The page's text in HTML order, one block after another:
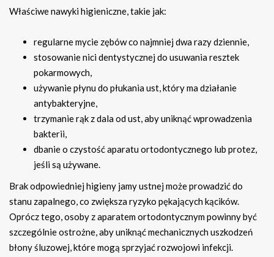
Właściwe nawyki higieniczne, takie jak:
regularne mycie zębów co najmniej dwa razy dziennie,
stosowanie nici dentystycznej do usuwania resztek
pokarmowych,
używanie płynu do płukania ust, który ma działanie
antybakteryjne,
trzymanie rąk z dala od ust, aby uniknąć wprowadzenia
bakterii,
dbanie o czystość aparatu ortodontycznego lub protez,
jeśli są używane.
Brak odpowiedniej higieny jamy ustnej może prowadzić do
stanu zapalnego, co zwiększa ryzyko pękających kącików.
Oprócz tego, osoby z aparatem ortodontycznym powinny być
szczególnie ostrożne, aby uniknąć mechanicznych uszkodzeń
błony śluzowej, które mogą sprzyjać rozwojowi infekcji.